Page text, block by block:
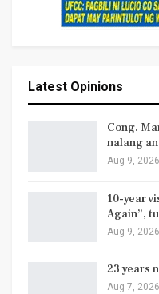
Latest Opinions
Cong.
nalang
Aug 9, 2026
10-year
Again”,
Aug 9, 2026
23 years
Aug 7, 2026